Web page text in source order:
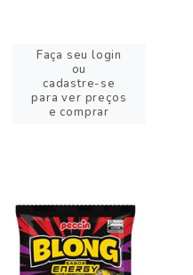
Faça seu login
ou
cadastre-se
para ver preços
e comprar